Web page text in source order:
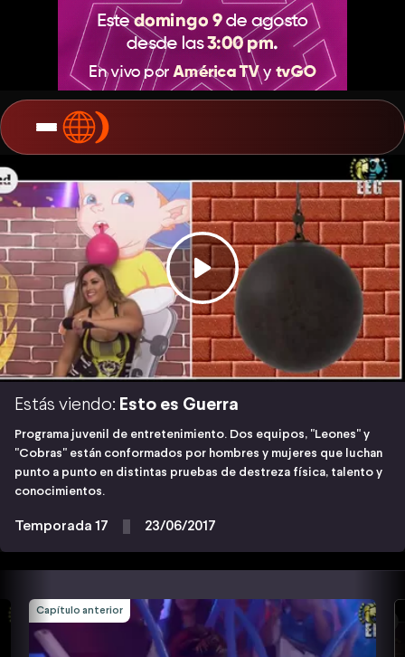
Estás viendo: Esto es Guerra
Programa juvenil de entretenimiento. Dos equipos, "Leones" y
"Cobras" están conformados por hombres y mujeres que luchan
punto a punto en distintas pruebas de destreza física, talento y
conocimientos.
Temporada 17 23/06/2017
Capítulo anterior